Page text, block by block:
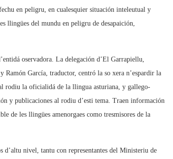
en peligru, en cualesquier situación inteleutual y
llingües del mundu en peligru de desapaición,
oservadora. La delegación d’El Garrapiellu,
García, traductor, centró la so xera n’espardir la
rodiu la oficialidá de la llingua asturiana, y gallego-
y publicaciones al rodiu d’esti tema. Traen información
de les llingües amenorgaes como tresmisores de la
d’altu nivel, tantu con representantes del Ministeriu de